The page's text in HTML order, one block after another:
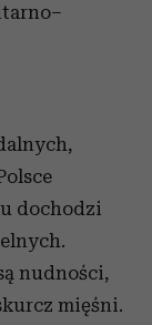
dochodzi
nudności,
mięśni.